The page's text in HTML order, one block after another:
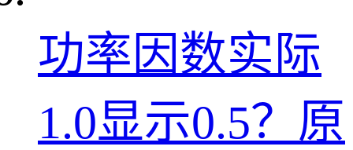
功率因数实际
1.0显示0.5？原